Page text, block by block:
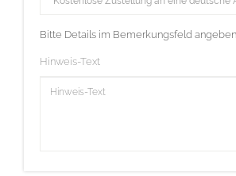
Bitte Details im Bemerkungsfeld angeben
Hinweis-Text